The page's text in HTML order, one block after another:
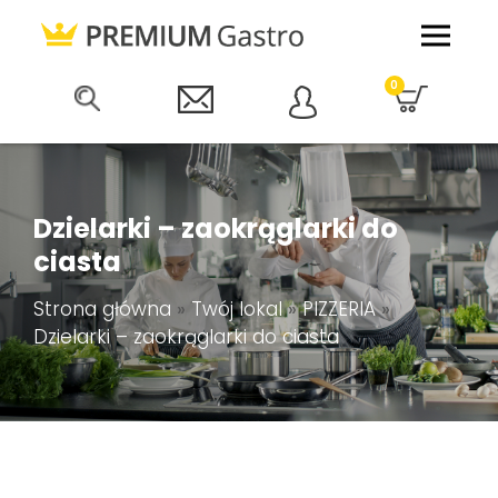
0
Dzielarki – zaokrąglarki do
ciasta
Strona główna » Twój lokal»PIZZERIA»
Dzielarki – zaokrąglarki do ciasta